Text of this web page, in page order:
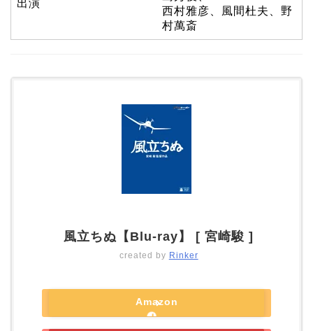
出演
西村雅彦、風間杜夫、野
村萬斎
風立ちぬ【Blu-ray】 [ 宮崎駿 ]
created by Rinker
Amazon